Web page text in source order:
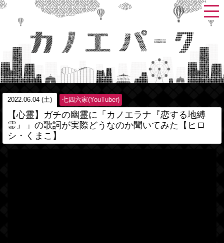
2022.06.04 (土) 七四六家(YouTuber)
【心霊】ガチの幽霊に「カノエラナ『恋する地縛
霊』」の歌詞が実際どうなのか聞いてみた【ヒロ
シ・くまこ】